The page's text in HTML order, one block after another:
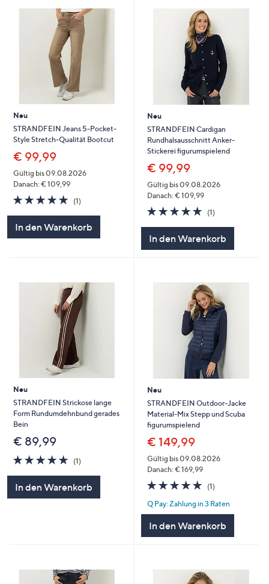
Neu
STRANDFEIN Jeans 5-Pocket-
Style Stretch-Qualität Bootcut
€ 99,99
Gültig bis 09.08.2026
Danach: € 109,99
5.0
von
(1)1
In den Warenkorb
Neu
STRANDFEIN Cardigan
Rundhalsausschnitt Anker-
Stickerei figurumspielend
€ 99,99
Gültig bis 09.08.2026
Danach: € 109,99
5.0
von
(1)1
In den Warenkorb
Neu
STRANDFEIN Strickose lange
Form Rundumdehnbund gerades
Bein
€ 89,99
5.0
von
(1)1
In den Warenkorb
Neu
STRANDFEIN Outdoor-Jacke
Material-Mix Stepp und Scuba
figurumspielend
€ 149,99
Gültig bis 09.08.2026
Danach: € 169,99
5.0
von
5
(1)1
Q Pay: Zahlung in 3 Raten
In den Warenkorb